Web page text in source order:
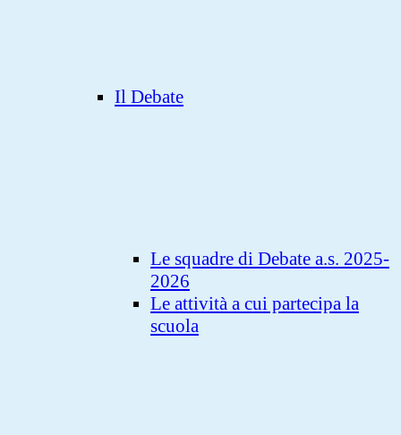
Il Debate
Le squadre di Debate a.s. 2025-
2026
Le attività a cui partecipa la
scuola